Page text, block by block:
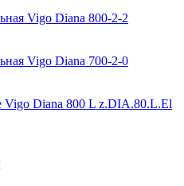
Vigo Diana 800-2-2
Vigo Diana 700-2-0
Vigo Diana 800 L z.DIA.80.L.El